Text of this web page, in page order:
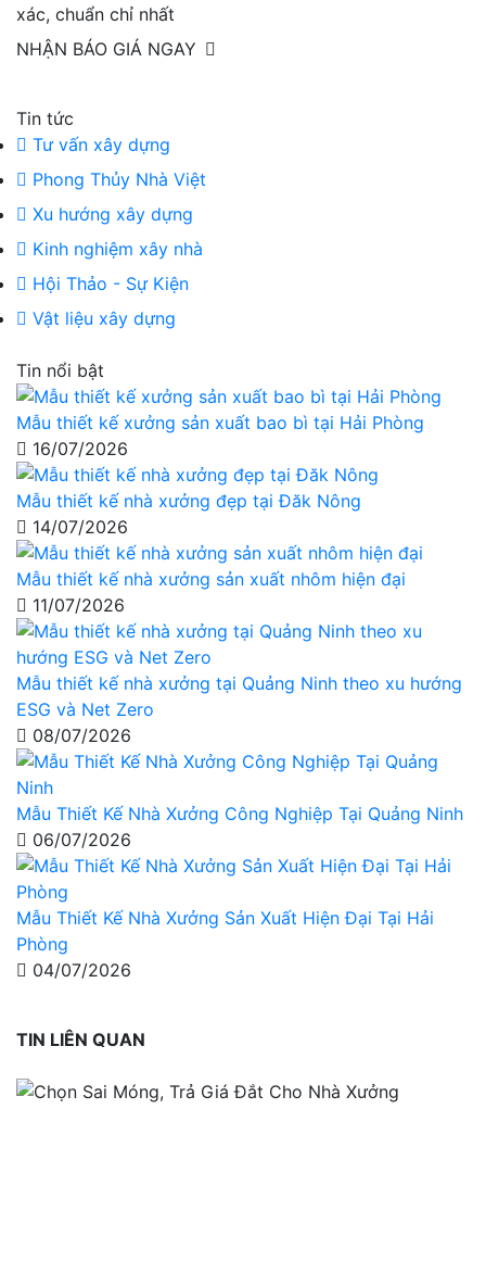
xác, chuẩn chỉ nhất
NHẬN BÁO GIÁ NGAY
Tin tức
Tư vấn xây dựng
Phong Thủy Nhà Việt
Xu hướng xây dựng
Kinh nghiệm xây nhà
Hội Thảo - Sự Kiện
Vật liệu xây dựng
Tin nổi bật
Mẫu thiết kế xưởng sản xuất bao bì tại Hải Phòng
16/07/2026
Mẫu thiết kế nhà xưởng đẹp tại Đăk Nông
14/07/2026
Mẫu thiết kế nhà xưởng sản xuất nhôm hiện đại
11/07/2026
Mẫu thiết kế nhà xưởng tại Quảng Ninh theo xu hướng
ESG và Net Zero
08/07/2026
Mẫu Thiết Kế Nhà Xưởng Công Nghiệp Tại Quảng Ninh
06/07/2026
Mẫu Thiết Kế Nhà Xưởng Sản Xuất Hiện Đại Tại Hải
Phòng
04/07/2026
TIN LIÊN QUAN